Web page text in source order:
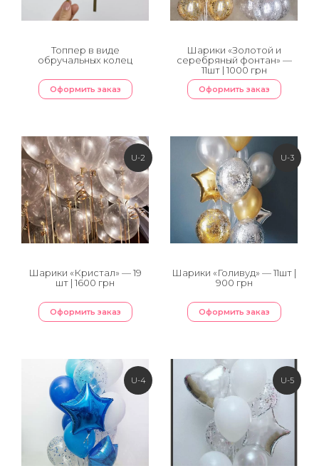
Топпер в виде
обручальных колец
Оформить заказ
Шарики «Золотой и
серебряный фонтан» —
11шт | 1000 грн
Оформить заказ
U-2
Шарики «Кристал» — 19
шт | 1600 грн
Оформить заказ
U-3
Шарики «Голивуд» — 11шт |
900 грн
Оформить заказ
U-4 U-5